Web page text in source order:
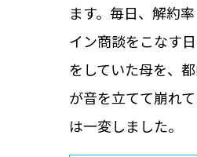
ます。‍毎日、解約
イン商談をこなす
をしていた母を、
が音を立てて崩れ
は一変しました。